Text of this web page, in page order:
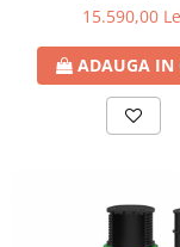
15.590,00
ADAUGA IN